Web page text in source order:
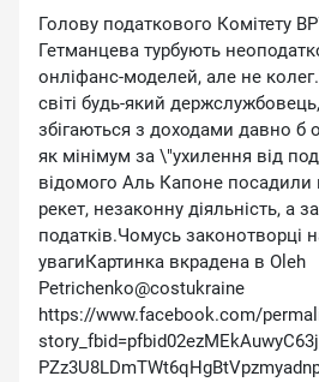
Голову податкового Комітету
Гетманцева турбують
онліфанс-моделей, але не
світі будь-який
збігаються з доходами давно б
як мінімум за \"ухилення від
відомого Аль Капоне посадили
рекет, незаконну діяльність, а
податків.Чомусь законотворці
увагиКартинка вкрадена в Oleh
Petrichenko@costukraine
https://www.facebook.com/